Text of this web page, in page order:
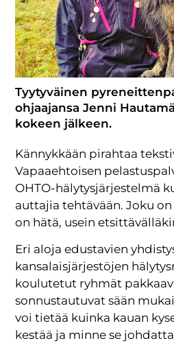
Tyytyväinen
ohjaajansa Jenni
kokeen jälkeen.
Kännykkään pirahtaa
Vapaaehtoisen
OHTO-hälytysjärjestelmä
auttajia tehtävään. Joku
on hätä, usein
Eri aloja edustavien
kansalaisjärjestöjen
koulutetut ryhmät
sonnustautuvat sään
voi tietää kuinka kauan
kestää ja minne se